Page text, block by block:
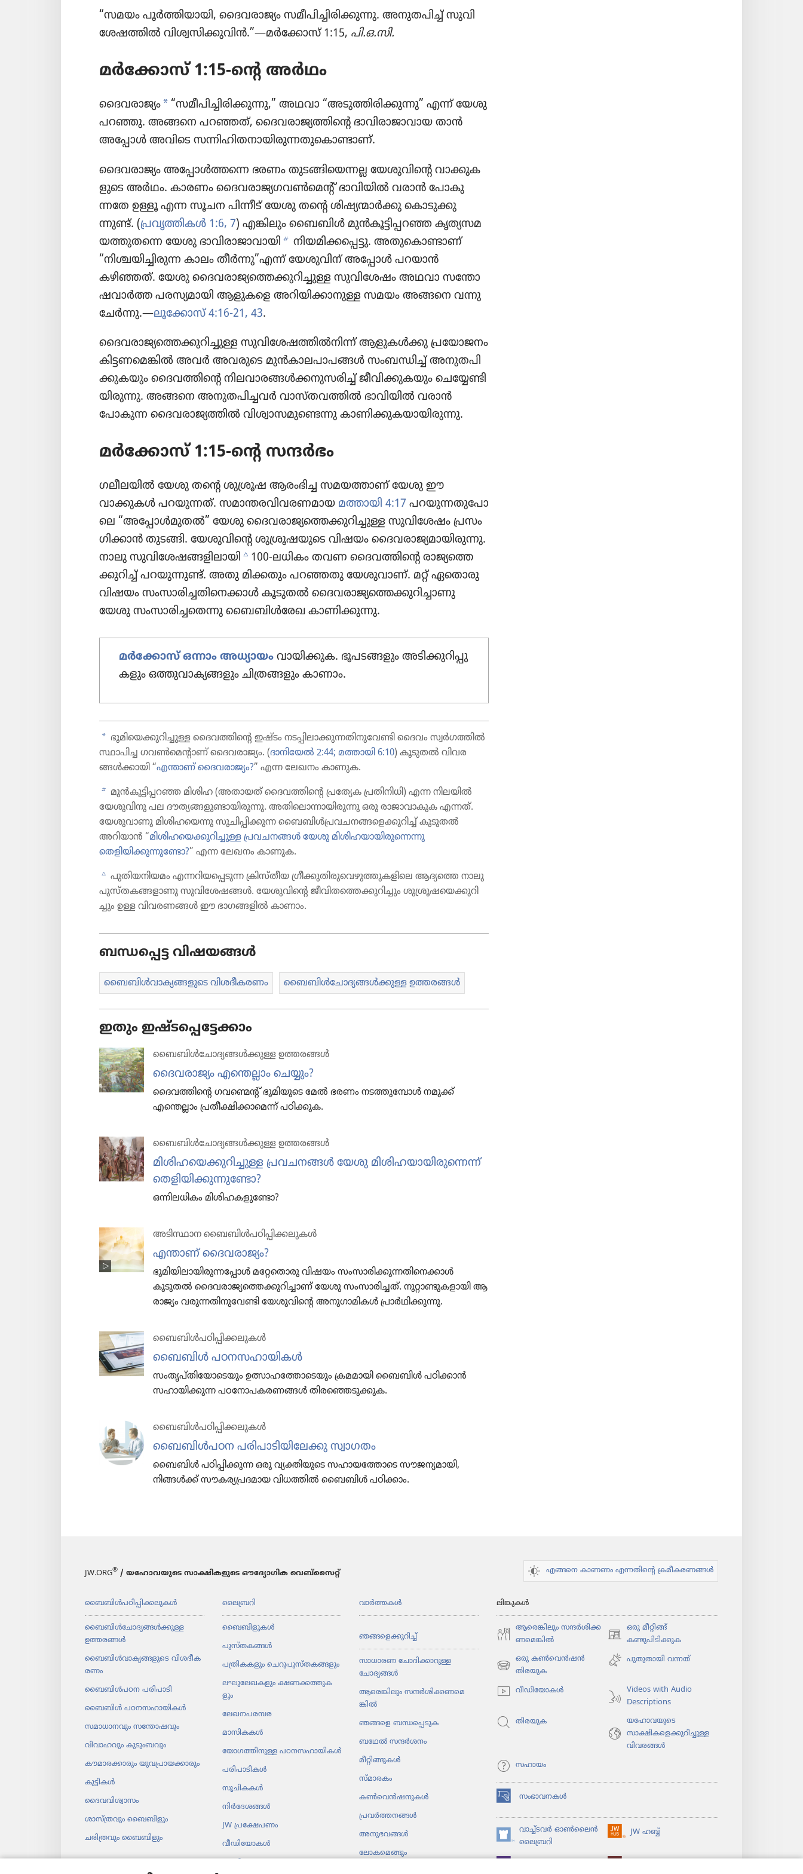
“സമയം പൂർത്തി​യാ​യി, ദൈവ​രാ​ജ്യം സമീപി​ച്ചി​രി​ക്കു​ന്നു. അനുത​പിച്ച്‌ സുവി​
ശേ​ഷ​ത്തിൽ വിശ്വ​സി​ക്കു​വിൻ.”​—മർക്കോസ്‌ 1:15, പി.ഒ.സി.
മർക്കോസ്‌ 1:15-ന്റെ അർഥം
ദൈവരാജ്യംa “സമീപി​ച്ചി​രി​ക്കു​ന്നു,” അഥവാ “അടുത്തി​രി​ക്കു​ന്നു” എന്ന്‌ യേശു
പറഞ്ഞു. അങ്ങനെ പറഞ്ഞത്‌, ദൈവ​രാ​ജ്യ​ത്തി​ന്റെ ഭാവി​രാ​ജാ​വായ താൻ
അപ്പോൾ അവിടെ സന്നിഹി​ത​നാ​യി​രു​ന്ന​തു​കൊ​ണ്ടാണ്‌.
ദൈവ​രാ​ജ്യം അപ്പോൾത്തന്നെ ഭരണം തുടങ്ങി​യെന്നല്ല യേശു​വി​ന്റെ വാക്കു​ക​
ളു​ടെ അർഥം. കാരണം ദൈവ​രാ​ജ്യ​ഗ​വൺമെന്റ്‌ ഭാവി​യിൽ വരാൻ പോകു​
ന്നതേ ഉള്ളൂ എന്ന സൂചന പിന്നീട്‌ യേശു തന്റെ ശിഷ്യ​ന്മാർക്കു കൊടു​ക്കു​
ന്നുണ്ട്‌. (പ്രവൃ​ത്തി​കൾ 1:6, 7) എങ്കിലും ബൈബിൾ മുൻകൂ​ട്ടി​പ്പറഞ്ഞ കൃത്യ​സ​മ​
യ​ത്തു​തന്നെ യേശു ഭാവിരാജാവായി b നിയമി​ക്ക​പ്പെട്ടു. അതു​കൊ​ണ്ടാണ്‌
“നിശ്ചയി​ച്ചി​രുന്ന കാലം തീർന്നു”എന്ന്‌ യേശു​വിന്‌ അപ്പോൾ പറയാൻ
കഴിഞ്ഞത്‌. യേശു ദൈവ​രാ​ജ്യ​ത്തെ​ക്കു​റി​ച്ചുള്ള സുവി​ശേഷം അഥവാ സന്തോ​
ഷ​വാർത്ത പരസ്യ​മാ​യി ആളുകളെ അറിയി​ക്കാ​നുള്ള സമയം അങ്ങനെ വന്നു​
ചേർന്നു.​—ലൂക്കോസ്‌ 4:16-21, 43.
ദൈവ​രാ​ജ്യ​ത്തെ​ക്കു​റി​ച്ചുള്ള സുവി​ശേ​ഷ​ത്തിൽനിന്ന്‌ ആളുകൾക്കു പ്രയോ​ജനം
കിട്ടണ​മെ​ങ്കിൽ അവർ അവരുടെ മുൻകാ​ല​പാ​പങ്ങൾ സംബന്ധിച്ച്‌ അനുത​പി​
ക്കു​ക​യും ദൈവ​ത്തി​ന്റെ നിലവാ​ര​ങ്ങൾക്ക​നു​സ​രിച്ച്‌ ജീവി​ക്കു​ക​യും ചെയ്യേ​ണ്ടി​
യി​രു​ന്നു. അങ്ങനെ അനുത​പി​ച്ചവർ വാസ്‌ത​വ​ത്തിൽ ഭാവി​യിൽ വരാൻ
പോകുന്ന ദൈവ​രാ​ജ്യ​ത്തിൽ വിശ്വാ​സ​മു​ണ്ടെന്നു കാണി​ക്കു​ക​യാ​യി​രു​ന്നു.
മർക്കോസ്‌ 1:15-ന്റെ സന്ദർഭം
ഗലീല​യിൽ യേശു തന്റെ ശുശ്രൂഷ ആരംഭിച്ച സമയത്താണ്‌ യേശു ഈ
വാക്കുകൾ പറയു​ന്നത്‌. സമാന്ത​ര​വി​വ​ര​ണ​മായ മത്തായി 4:17 പറയു​ന്ന​തു​പോ​
ലെ “അപ്പോൾമു​തൽ” യേശു ദൈവ​രാ​ജ്യ​ത്തെ​ക്കു​റി​ച്ചുള്ള സുവി​ശേഷം പ്രസം​
ഗി​ക്കാൻ തുടങ്ങി. യേശു​വി​ന്റെ ശുശ്രൂ​ഷ​യു​ടെ വിഷയം ദൈവ​രാ​ജ്യ​മാ​യി​രു​ന്നു.
നാലു സുവിശേഷങ്ങളിലായി c 100-ലധികം തവണ ദൈവ​ത്തി​ന്റെ രാജ്യ​ത്തെ​
ക്കു​റിച്ച്‌ പറയു​ന്നുണ്ട്‌. അതു മിക്കതും പറഞ്ഞതു യേശു​വാണ്‌. മറ്റ്‌ ഏതൊരു
വിഷയം സംസാ​രി​ച്ച​തി​നെ​ക്കാൾ കൂടുതൽ ദൈവ​രാ​ജ്യ​ത്തെ​ക്കു​റി​ച്ചാ​ണു
യേശു സംസാ​രി​ച്ച​തെന്നു ബൈബിൾരേഖ കാണി​ക്കു​ന്നു.
മർക്കോസ്‌ ഒന്നാം അധ്യായം വായി​ക്കുക. ഭൂപട​ങ്ങ​ളും അടിക്കു​റി​പ്പു​
ക​ളും ഒത്തുവാ​ക്യ​ങ്ങ​ളും ചിത്ര​ങ്ങ​ളും കാണാം.
a ഭൂമിയെക്കുറിച്ചുള്ള ദൈവ​ത്തി​ന്റെ ഇഷ്ടം നടപ്പി​ലാ​ക്കു​ന്ന​തി​നു​വേണ്ടി ദൈവം സ്വർഗ​ത്തിൽ
സ്ഥാപിച്ച ഗവൺമെ​ന്റാണ്‌ ദൈവ​രാ​ജ്യം. (ദാനി​യേൽ 2:44; മത്തായി 6:10) കൂടുതൽ വിവര​
ങ്ങൾക്കാ​യി “എന്താണ്‌ ദൈവ​രാ​ജ്യം?” എന്ന ലേഖനം കാണുക.
b മുൻകൂട്ടിപ്പറഞ്ഞ മിശിഹ (അതായത്‌ ദൈവ​ത്തി​ന്റെ പ്രത്യേക പ്രതി​നി​ധി) എന്ന നിലയിൽ
യേശു​വി​നു പല ദൗത്യ​ങ്ങ​ളു​ണ്ടാ​യി​രു​ന്നു. അതി​ലൊ​ന്നാ​യി​രു​ന്നു ഒരു രാജാ​വാ​കുക എന്നത്‌.
യേശു​വാ​ണു മിശി​ഹ​യെന്നു സൂചി​പ്പി​ക്കുന്ന ബൈബിൾപ്ര​വ​ച​ന​ങ്ങ​ളെ​ക്കു​റിച്ച്‌ കൂടുതൽ
അറിയാൻ “മിശി​ഹ​യെ​ക്കു​റി​ച്ചുള്ള പ്രവച​നങ്ങൾ യേശു മിശി​ഹ​യാ​യി​രു​ന്നെന്നു
തെളിയിക്കുന്നുണ്ടോ?” എന്ന ലേഖനം കാണുക.
c പുതിയനിയമം എന്നറി​യ​പ്പെ​ടുന്ന ക്രിസ്‌തീയ ഗ്രീക്കു​തി​രു​വെ​ഴു​ത്തു​ക​ളി​ലെ ആദ്യത്തെ നാലു
പുസ്‌ത​ക​ങ്ങ​ളാ​ണു സുവി​ശേ​ഷങ്ങൾ. യേശു​വി​ന്റെ ജീവി​ത​ത്തെ​ക്കു​റി​ച്ചും ശുശ്രൂ​ഷ​യെ​ക്കു​റി​
ച്ചും ഉള്ള വിവര​ണങ്ങൾ ഈ ഭാഗങ്ങ​ളിൽ കാണാം.
ബന്ധപ്പെട്ട വിഷയങ്ങൾ
ബൈബിൾവാ​ക്യ​ങ്ങ​ളു​ടെ വിശദീ​ക​രണം ബൈബിൾചോ​ദ്യ​ങ്ങൾക്കുള്ള ഉത്തരങ്ങൾ
ഇതും ഇഷ്ടപ്പെട്ടേക്കാം
ബൈബിൾചോ​ദ്യ​ങ്ങൾക്കുള്ള ഉത്തരങ്ങൾ
ദൈവ​രാ​ജ്യം എന്തെല്ലാം ചെയ്യും?
ദൈവ​ത്തി​ന്റെ ഗവണ്മെന്റ്‌ ഭൂമി​യു​ടെ മേൽ ഭരണം നടത്തു​മ്പോൾ നമുക്ക്‌
എന്തെല്ലാം പ്രതീ​ക്ഷി​ക്കാ​മെന്ന്‌ പഠിക്കുക.
ബൈബിൾചോ​ദ്യ​ങ്ങൾക്കുള്ള ഉത്തരങ്ങൾ
മിശി​ഹ​യെ​ക്കു​റി​ച്ചുള്ള പ്രവച​നങ്ങൾ യേശു മിശി​ഹ​യാ​യി​രു​ന്നെന്ന്‌
തെളിയിക്കുന്നുണ്ടോ?
ഒന്നില​ധി​കം മിശി​ഹ​ക​ളു​ണ്ടോ?
അടിസ്ഥാന ബൈബിൾപഠിപ്പിക്കലുകൾ
എന്താണ്‌ ദൈവ​രാ​ജ്യം?
ഭൂമി​യി​ലാ​യി​രു​ന്ന​പ്പോൾ മറ്റേ​തൊ​രു വിഷയം സംസാ​രി​ക്കു​ന്ന​തി​നെ​ക്കാൾ
കൂടുതൽ ദൈവ​രാ​ജ്യ​ത്തെ​ക്കു​റി​ച്ചാണ്‌ യേശു സംസാ​രി​ച്ചത്‌. നൂറ്റാ​ണ്ടു​ക​ളാ​യി ആ
രാജ്യം വരുന്ന​തി​നു​വേ​ണ്ടി യേശു​വി​ന്റെ അനുഗാ​മി​കൾ പ്രാർഥി​ക്കു​ന്നു.
ബൈബിൾപ​ഠി​പ്പി​ക്ക​ലു​കൾ
ബൈബിൾ പഠനസ​ഹാ​യി​കൾ
സംതൃപ്‌തി​യോ​ടെ​യും ഉത്സാഹ​ത്തോ​ടെ​യും ക്രമമാ​യി ബൈബിൾ പഠിക്കാൻ
സഹായി​ക്കു​ന്ന പഠനോ​പ​ക​ര​ണ​ങ്ങൾ തിര​ഞ്ഞെ​ടു​ക്കു​ക.
ബൈബിൾപ​ഠി​പ്പി​ക്ക​ലു​കൾ
ബൈബിൾപഠന പരിപാ​ടി​യി​ലേക്കു സ്വാഗതം
ബൈബിൾ പഠിപ്പി​ക്കുന്ന ഒരു വ്യക്തി​യു​ടെ സഹായ​ത്തോ​ടെ സൗജന്യ​മാ​യി,
നിങ്ങൾക്ക്‌ സൗകര്യ​പ്ര​ദ​മായ വിധത്തിൽ ബൈബിൾ പഠിക്കാം.
JW.ORG® / യഹോവയുടെ സാക്ഷികളുടെ ഔദ്യോഗിക വെബ്സൈറ്റ് എങ്ങനെ കാണണം എന്നതിന്റെ ക്രമീകരണങ്ങൾ
ബൈബിൾപ​ഠി​പ്പി​ക്ക​ലു​കൾ
ബൈബിൾചോ​ദ്യ​ങ്ങൾക്കുള്ള
ഉത്തരങ്ങൾ
ബൈബിൾവാ​ക്യ​ങ്ങ​ളു​ടെ വിശദീ​ക​
രണം
ബൈബിൾപഠന പരിപാ​ടി
ബൈബിൾ പഠനസ​ഹാ​യി​കൾ
സമാധാ​ന​വും സന്തോ​ഷ​വും
വിവാഹവും കുടുംബവും
കൗമാ​ര​ക്കാ​രും യുവ​പ്രാ​യ​ക്കാ​രും
കുട്ടികൾ
ദൈവ​വി​ശ്വാ​സം
ശാസ്‌ത്ര​വും ബൈബി​ളും
ചരി​ത്ര​വും ബൈബി​ളും
ലൈബ്രറി
ബൈബിളുകൾ
പുസ്‌ത​കങ്ങൾ
പത്രി​ക​ക​ളും ചെറു​പു​സ്‌ത​ക​ങ്ങ​ളും
ലഘു​ലേ​ഖ​ക​ളും ക്ഷണക്കത്തു​ക​
ളും
ലേഖന​പ​രമ്പര
മാസി​കകൾ
യോഗ​ത്തി​നു​ള്ള പഠനസ​ഹാ​യികൾ
പരിപാ​ടി​കൾ
സൂചി​കകൾ
നിർദേ​ശങ്ങൾ
JW പ്രക്ഷേപണം
വീഡി​യോ​കൾ
വാർത്തകൾ
ഞങ്ങളെ​ക്കു​റിച്ച്‌
സാധാരണ ചോദിക്കാറുള്ള
ചോദ്യങ്ങൾ
ആരെങ്കി​ലും സന്ദർശി​ക്ക​ണ​മെ​
ങ്കിൽ
ഞങ്ങളെ ബന്ധപ്പെടുക
ബഥേൽ സന്ദർശനം
മീറ്റി​ങ്ങു​കൾ
സ്‌മാ​ര​കം
കൺ​വെൻ​ഷ​നു​കൾ
പ്രവർത്തനങ്ങൾ
അനുഭ​വങ്ങൾ
ലോക​മെ​ങ്ങും
ലിങ്കുകൾ
ആരെങ്കി​ലും സന്ദർശി​ക്ക​
ണ​മെ​ങ്കിൽ
ഒരു മീറ്റിങ്ങ്
കണ്ടുപിടിക്കുക
(പുതിയ
പേജ്
തുറക്കുക)
ഒരു കൺവെൻഷൻ
തിരയുക
(പുതിയ
തുറക്കുക)
പുതുതായി വന്നത്‌
വീഡി​യോ​കൾ
Videos with Audio
Descriptions
തിരയുക
യഹോവയുടെ
സാക്ഷികളെക്കുറിച്ചുള്ള
വിവരങ്ങൾ
സഹായം
സംഭാവനകൾ
(പുതിയ
പേജ്
തുറക്കുക)വാച്ച്ടവര്‍ ഓണ്‍ലൈന്‍
ലൈബ്രറി
(പുതിയ
പേജ്
JW ഹബ്ബ്
(പുതിയ